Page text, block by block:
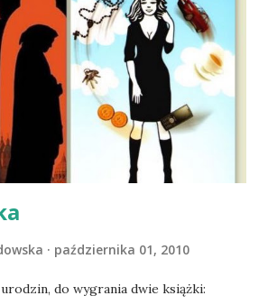
się pomysł na wspólny jesienny
Zanim to jednak się stało psica miała
że wyjazd odwołaliśmy,
i od nowa zaczęliśmy oswajać z nami i
chorobą psa. Udało
zdrowotne i wówczas
sobą wzajemnie już na 100%.
października 01, 2010
do wygrania dwie książki: